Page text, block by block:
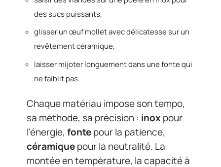
des sucs puissants,
glisser un œuf mollet avec délicatesse sur un
revêtement céramique,
laisser mijoter longuement dans une fonte qui
ne faiblit pas.
Chaque matériau impose son tempo,
sa méthode, sa précision : inox pour
l’énergie, fontepour la patience,
céramiquepour la neutralité. La
montée en température, la capacité à